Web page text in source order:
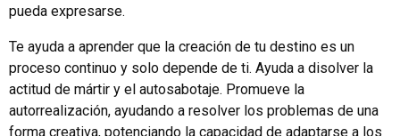
pueda expresarse.
Te ayuda a aprender que la creación de tu destino es un
proceso continuo y solo depende de ti. Ayuda a disolver la
actitud de mártir y el autosabotaje. Promueve la
autorrealización, ayudando a resolver los problemas de una
forma creativa, potenciando la capacidad de adaptarse a los